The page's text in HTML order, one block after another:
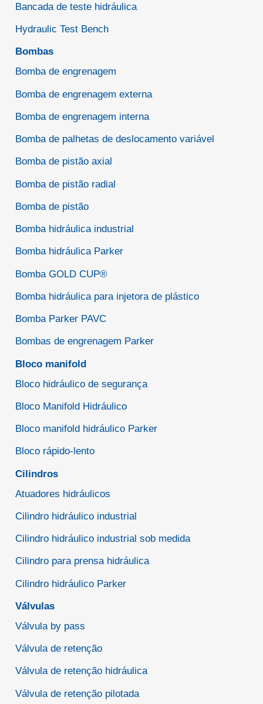
Bancada de teste hidráulica
Hydraulic Test Bench
Bombas
Bomba de engrenagem
Bomba de engrenagem externa
Bomba de engrenagem interna
Bomba de palhetas de deslocamento variável
Bomba de pistão axial
Bomba de pistão radial
Bomba de pistão
Bomba hidráulica industrial
Bomba hidráulica Parker
Bomba GOLD CUP®
Bomba hidráulica para injetora de plástico
Bomba Parker PAVC
Bombas de engrenagem Parker
Bloco manifold
Bloco hidráulico de segurança
Bloco Manifold Hidráulico
Bloco manifold hidráulico Parker
Bloco rápido-lento
Cilindros
Atuadores hidráulicos
Cilindro hidráulico industrial
Cilindro hidráulico industrial sob medida
Cilindro para prensa hidráulica
Cilindro hidráulico Parker
Válvulas
Válvula by pass
Válvula de retenção
Válvula de retenção hidráulica
Válvula de retenção pilotada